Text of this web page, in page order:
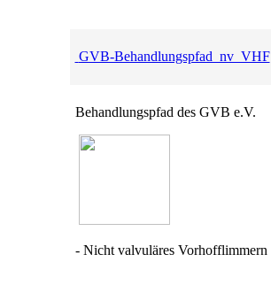
GVB-Behandlungspfad_nv_VHF
Behandlungspfad des GVB e.V.
- Nicht valvuläres Vorhofflimmern